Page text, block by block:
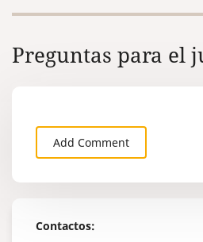
Contactos:
(pasaportes, diplomas, sus
hasta textos complicados de
carácter técnico, y, por
teniendo en cuenta la
memorándums, protocolos,
Preguntas para el
Add Comment